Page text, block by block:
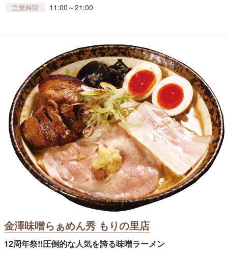
営業時間 11:00～21:00
金澤味噌らぁめん秀 もりの里店
12周年祭!!圧倒的な人気を誇る味噌ラーメン